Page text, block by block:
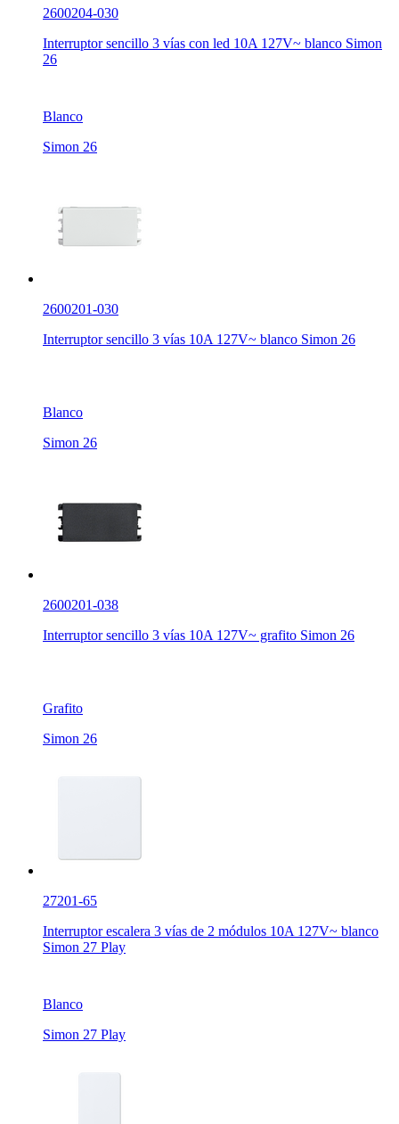
2600204-030
Interruptor sencillo 3 vías con led 10A 127V~ blanco Simon
26
Blanco
Simon 26
2600201-030
Interruptor sencillo 3 vías 10A 127V~ blanco Simon 26
Blanco
Simon 26
2600201-038
Interruptor sencillo 3 vías 10A 127V~ grafito Simon 26
Grafito
Simon 26
27201-65
Interruptor escalera 3 vías de 2 módulos 10A 127V~ blanco
Simon 27 Play
Blanco
Simon 27 Play